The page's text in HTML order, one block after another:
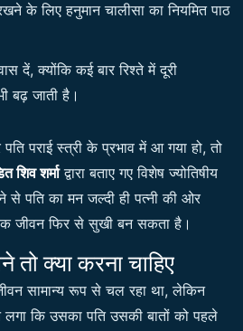
के लिए हनुमान चालीसा का नियमित पाठ
दें, क्योंकि कई बार रिश्ते में दूरी
बढ़ जाती है।
पराई स्त्री के प्रभाव में आ गया हो, तो
शिव शर्माद्वारा बताए गए विशेष ज्योतिषीय
से पति का मन जल्दी ही पत्नी की ओर
जीवन फिर से सुखी बन सकता है।
तो क्या करना चाहिए
सामान्य रूप से चल रहा था, लेकिन
लगा कि उसका पति उसकी बातों को पहले